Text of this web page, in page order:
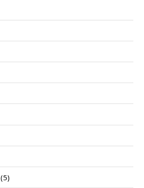
(5)